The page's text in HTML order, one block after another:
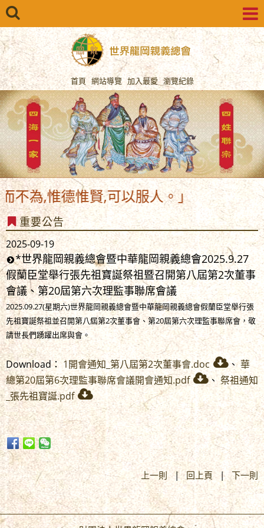
首頁 網站導覽 加入最愛 瀏覽紀錄
為,惟德惟賢,可以服人。」
重要公告
2025-09-19
*世界龍岡親義總會暨中華龍岡親義總會2025.9.27
假蘭臣堂舉行張先祖寶誕祭祖暨召開第八屆第2次董事
會議、第20屆第六次理監事聯席會議
2025.09.27(星期六)世界龍岡親義總會暨中華龍岡親義總會假蘭臣堂舉行張
先祖寶誕祭祖並召開第八屆第2次董事會、第20屆第六次理監事聯席會，敬
請世長們踴躍出席與會。
Download：1開會通知_第八屆第2次董事會.doc 、華
總第20屆第6次理監事聯席會議開會通知.pdf
、祭祖通知
_張先祖寶誕.pdf
上一則|回上頁|下一則